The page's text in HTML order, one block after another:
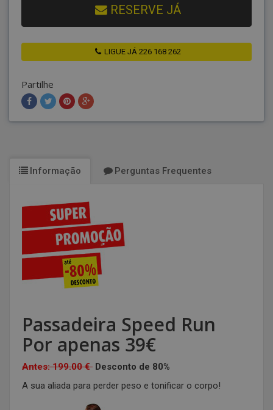
RESERVE JÁ
LIGUE JÁ 226 168 262
Partilhe
Informação Perguntas Frequentes
Passadeira Speed Run
Por apenas 39€
Antes: 199.00 € Desconto de 80%
A sua aliada para perder peso e tonificar o corpo!